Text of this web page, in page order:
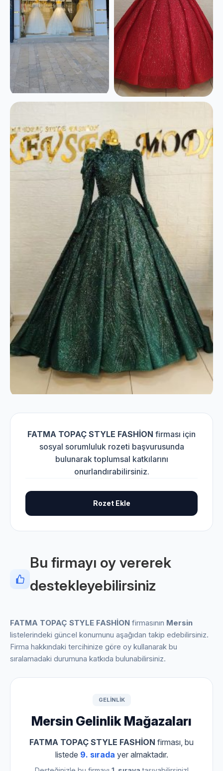
FATMA TOPAÇ STYLE FASHİON firması için
sosyal sorumluluk rozeti başvurusunda
bulunarak toplumsal katkılarını
onurlandırabilirsiniz.
Rozet Ekle
Bu firmayı oy vererek
destekleyebilirsiniz
FATMA TOPAÇ STYLE FASHİON firmasının Mersin
listelerindeki güncel konumunu aşağıdan takip edebilirsiniz.
Firma hakkındaki tercihinize göre oy kullanarak bu
sıralamadaki durumuna katkıda bulunabilirsiniz.
GELINLIK
Mersin Gelinlik Mağazaları
FATMA TOPAÇ STYLE FASHİON firması, bu
listede 9. sırada yer almaktadır.